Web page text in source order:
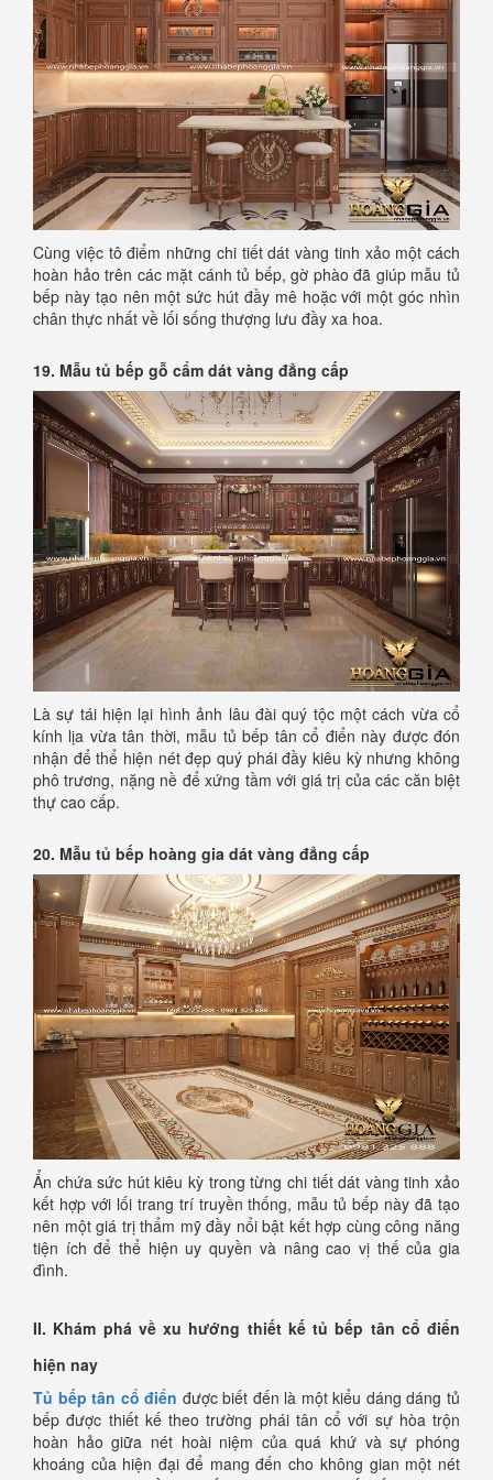
Cùng việc tô điểm những chi tiết dát vàng tinh xảo một cách
hoàn hảo trên các mặt cánh tủ bếp, gờ phào đã giúp mẫu tủ
bếp này tạo nên một sức hút đầy mê hoặc với một góc nhìn
chân thực nhất về lối sống thượng lưu đầy xa hoa.
19. Mẫu tủ bếp gỗ cẩm dát vàng đẳng cấp
Là sự tái hiện lại hình ảnh lâu đài quý tộc một cách vừa cổ
kính lịa vừa tân thời, mẫu tủ bếp tân cổ điển này được đón
nhận để thể hiện nét đẹp quý phái đầy kiêu kỳ nhưng không
phô trương, nặng nề để xứng tầm với giá trị của các căn biệt
thự cao cấp.
20. Mẫu tủ bếp hoàng gia dát vàng đẳng cấp
Ẩn chứa sức hút kiêu kỳ trong từng chi tiết dát vàng tinh xảo
kết hợp với lối trang trí truyền thống, mẫu tủ bếp này đã tạo
nên một giá trị thẩm mỹ đầy nổi bật kết hợp cùng công năng
tiện ích để thể hiện uy quyền và nâng cao vị thế của gia
đình.
II. Khám phá về xu hướng thiết kế tủ bếp tân cổ điển
hiện nay
Tủ bếp tân cổ điển được biết đến là một kiểu dáng dáng tủ
bếp được thiết kế theo trường phái tân cổ với sự hòa trộn
hoàn hảo giữa nét hoài niệm của quá khứ và sự phóng
khoáng của hiện đại để mang đến cho không gian một nét